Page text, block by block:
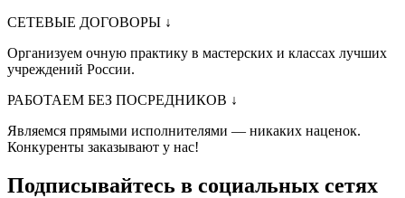
СЕТЕВЫЕ ДОГОВОРЫ ↓
Организуем очную практику в мастерских и классах лучших
учреждений России.
РАБОТАЕМ БЕЗ ПОСРЕДНИКОВ ↓
Являемся прямыми исполнителями — никаких наценок.
Конкуренты заказывают у нас!
Подписывайтесь в социальных сетях